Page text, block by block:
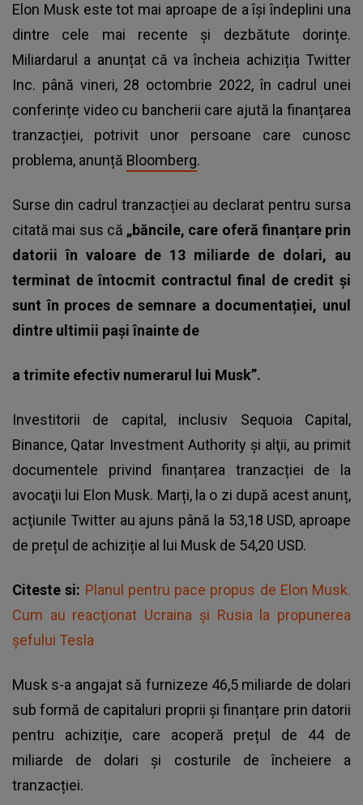
Elon Musk este tot mai aproape de a își îndeplini una
dintre cele mai recente și dezbătute dorințe.
Miliardarul a anunțat că va încheia achiziția Twitter
Inc. până vineri, 28 octombrie 2022, în cadrul unei
conferințe video cu bancherii care ajută la finanțarea
tranzacției, potrivit unor persoane care cunosc
problema, anunță Bloomberg.
Surse din cadrul tranzacției au declarat pentru sursa
citată mai sus că „băncile, care oferă finanțare prin
datorii în valoare de 13 miliarde de dolari, au
terminat de întocmit contractul final de credit și
sunt în proces de semnare a documentației, unul
dintre ultimii pași înainte de
a trimite efectiv numerarul lui Musk”.
Investitorii de capital, inclusiv Sequoia Capital,
Binance, Qatar Investment Authority şi alţii, au primit
documentele privind finanțarea tranzacției de la
avocaţii lui Elon Musk. Marți, la o zi după acest anunț,
acţiunile Twitter au ajuns până la 53,18 USD, aproape
de prețul de achiziție al lui Musk de 54,20 USD.
Citeste si: Planul pentru pace propus de Elon Musk.
Cum au reacţionat Ucraina şi Rusia la propunerea
şefului Tesla
Musk s-a angajat să furnizeze 46,5 miliarde de dolari
sub formă de capitaluri proprii și finanțare prin datorii
pentru achiziție, care acoperă prețul de 44 de
miliarde de dolari și costurile de încheiere a
tranzacției.